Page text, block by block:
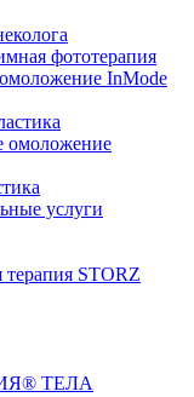
фототерапия
InMode
омоложение
услуги
терапия STORZ
ТЕЛА